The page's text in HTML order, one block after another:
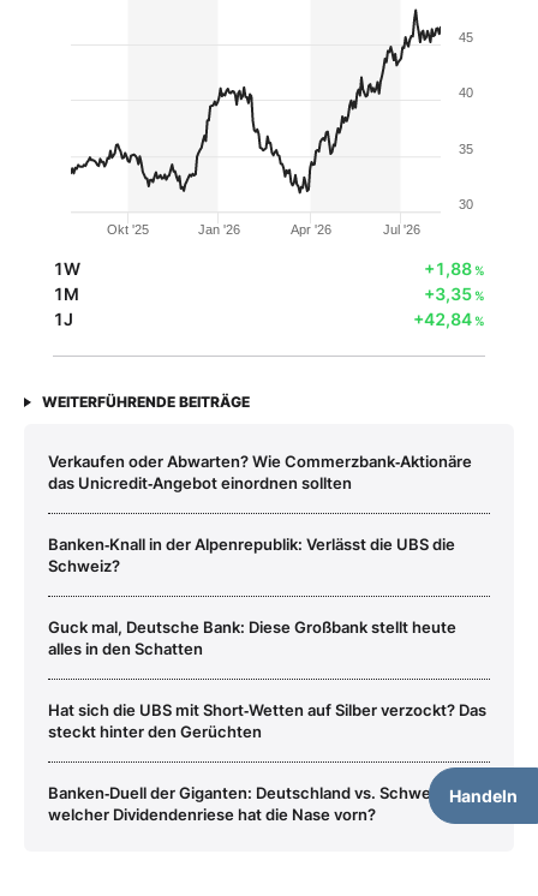
Handeln
Okt '25 Jan '26 Apr '26 Jul '26
30
35
40
45
1W +1,88%
1M +3,35%
1J +42,84%
WEITERFÜHRENDE BEITRÄGE
Verkaufen oder Abwarten? Wie Commerzbank‑Aktionäre
das Unicredit‑Angebot einordnen sollten
Banken‑Knall in der Alpenrepublik: Verlässt die UBS die
Schweiz?
Guck mal, Deutsche Bank: Diese Großbank stellt heute
alles in den Schatten
Hat sich die UBS mit Short‑Wetten auf Silber verzockt? Das
steckt hinter den Gerüchten
Banken‑Duell der Giganten: Deutschland vs. Schweiz –
welcher Dividendenriese hat die Nase vorn?